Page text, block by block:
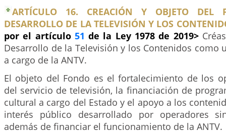
ARTÍCULO 16. CREACIÓN Y OBJETO DEL
DESARROLLO DE LA TELEVISIÓN Y LOS
por el artículo 51 de la Ley 1978 de 2019>
Desarrollo de la Televisión y los Contenidos como
a cargo de la ANTV.
El objeto del Fondo es el fortalecimiento de los
del servicio de televisión, la financiación de
cultural a cargo del Estado y el apoyo a los
interés público desarrollado por operadores
además de financiar el funcionamiento de la ANTV.